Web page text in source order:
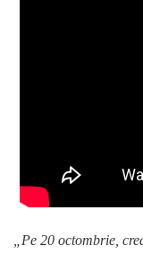
„Pe 20 octombrie,